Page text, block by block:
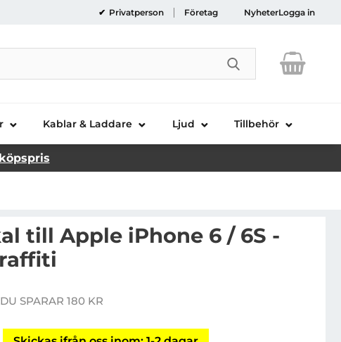
Privatperson Företag NyheterLogga in
Genomför
Kablar & Laddare Ljud Tillbehör
till Apple iPhone 6 / 6S -
pris
DU SPARAR 180 KR